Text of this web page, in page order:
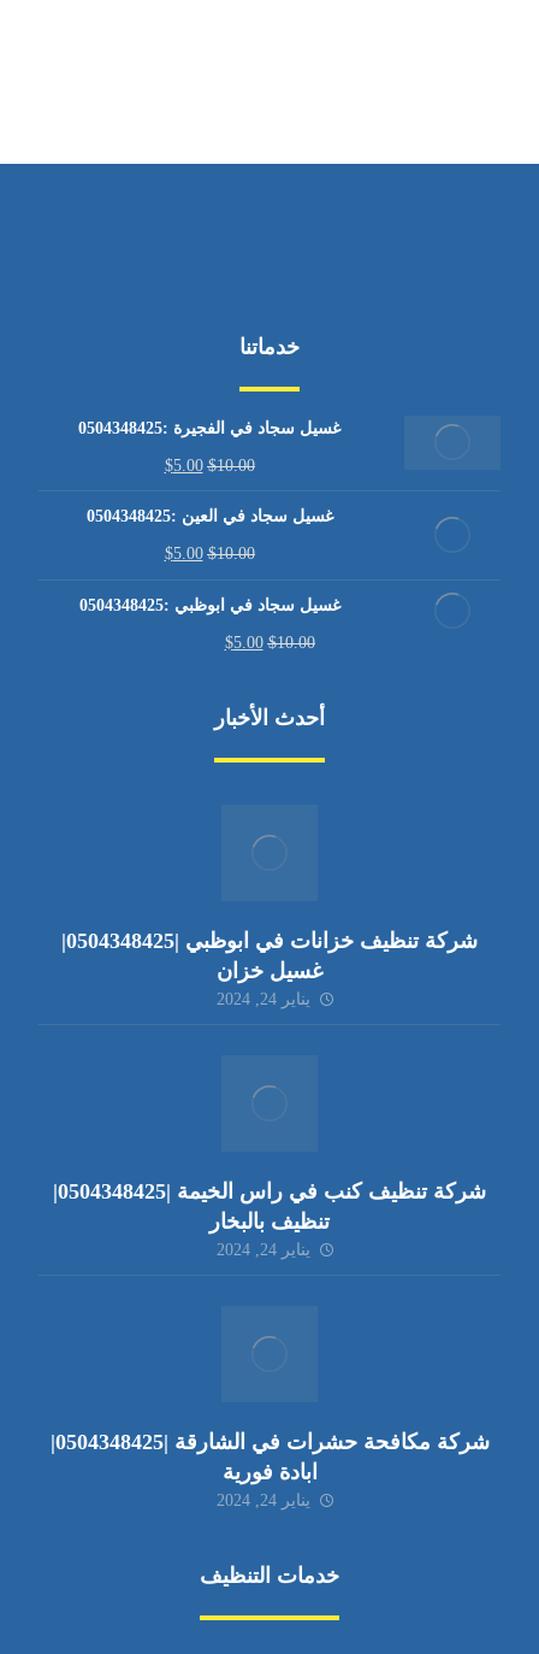
خدماتنا
غسيل سجاد في الفجيرة :0504348425
$10.00
$5.00
غسيل سجاد في العين :0504348425
$10.00
$5.00
غسيل سجاد في ابوظبي :0504348425
$10.00
$5.00
أحدث الأخبار
شركة تنظيف خزانات في ابوظبي |0504348425|
غسيل خزان
يناير 24, 2024
شركة تنظيف كنب في راس الخيمة |0504348425|
تنظيف بالبخار
يناير 24, 2024
شركة مكافحة حشرات في الشارقة |0504348425|
ابادة فورية
يناير 24, 2024
خدمات التنظيف